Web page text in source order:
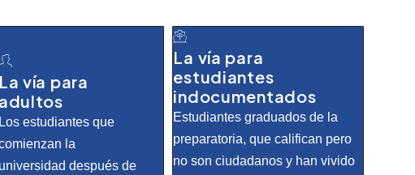
La vía para
adultos
Los estudiantes que
la
universidad después de
La vía para
estudiantes
indocumentados
Estudiantes graduados de la
preparatoria, que califican pero
no son ciudadanos y han vivido